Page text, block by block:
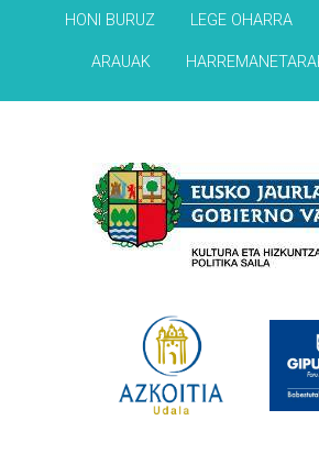
HONI BURUZ LEGE OHARRA
ARAUAK